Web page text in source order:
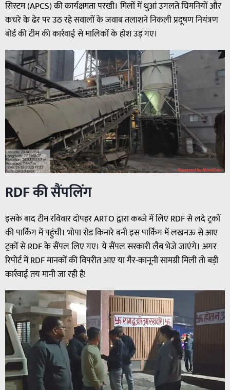
सिस्टम (APCS) की कार्यक्षमता परखी। मिलों में धुआं उगलते चिमनियों और
कचरे के ढेर पर उठ रहे सवालों के जवाब तलाशने निकली प्रदूषण नियंत्रण
बोर्ड की टीम की कार्रवाई से मालिकों के होश उड़ गए।
RDF की सैंपलिंग
इसके बाद टीम रविवार दोपहर ARTO द्वारा कब्जे में लिए RDF से लदे ट्रकों
की पार्किंग में पहुंची। भोपा रोड किनारे बनी इस पार्किंग में लखनऊ से आए
ट्रकों से RDF के सैंपल लिए गए। ये सैंपल सरकारी लैब भेजे जाएंगे। अगर
रिपोर्ट में RDF मानकों की विपरीत आए या गैर-कानूनी सामग्री मिली तो बड़ी
कार्रवाई तय मानी जा रही है!